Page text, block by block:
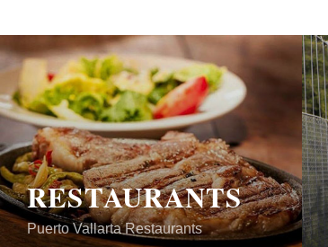
RESTAURANTS
Puerto Vallarta Restaurants